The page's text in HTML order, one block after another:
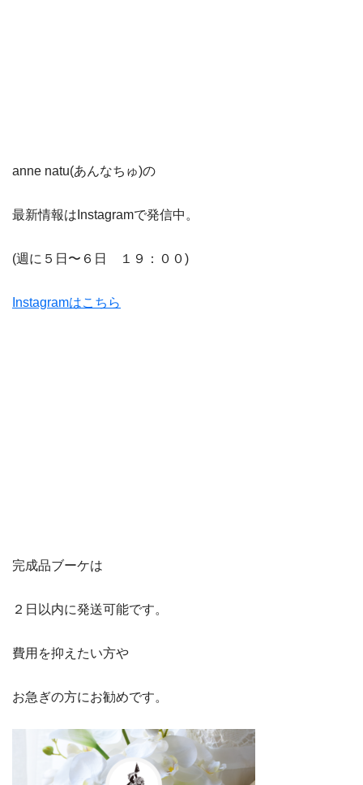
anne natu(あんなちゅ)の
最新情報はInstagramで発信中。
(週に５日〜６日 １９：００)
Instagramはこちら
完成品ブーケは
２日以内に発送可能です。
費用を抑えたい方や
お急ぎの方にお勧めです。